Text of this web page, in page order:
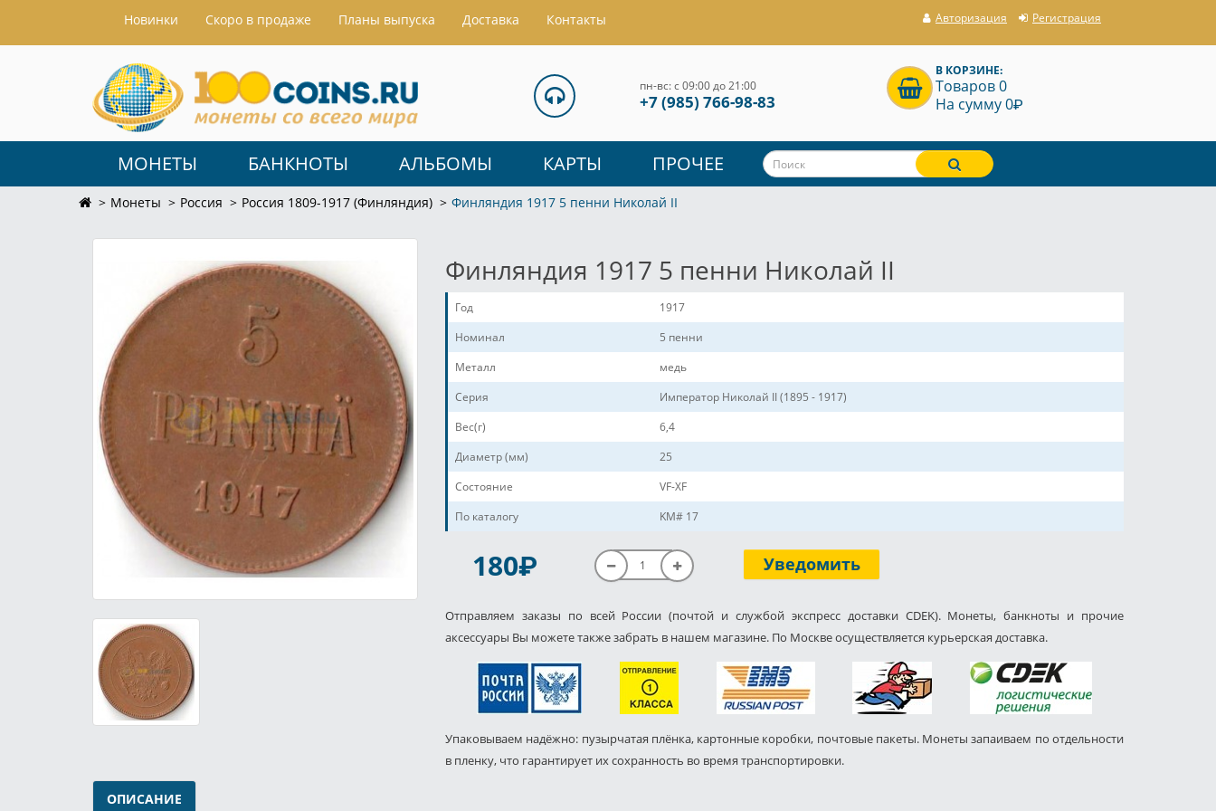
Hовинки Скоро в продаже Планы выпуска Доставка Контакты Авторизация Регистрация
пн-вс: с 09:00 до 21:00
+7 (985) 766-98-83
В КОРЗИНЕ:
Товаров 0
На сумму 0P
МОНЕТЫ БАНКНОТЫ АЛЬБОМЫ КАРТЫ ПРОЧЕЕ
Монеты Россия Россия 1809-1917 (Финляндия) Финляндия 1917 5 пенни Николай II
Финляндия 1917 5 пенни Николай II
Год
1917
Номинал
5 пенни
Металл
медь
Серия
Император Николай II (1895 - 1917)
Вес(г)
6,4
Диаметр (мм)
25
Состояние
VF-XF
По каталогу
KM# 17
180P Уведомить
Отправляем заказы по всей России (почтой и службой экспресс доставки CDEK). Монеты, банкноты и прочие
аксессуары Вы можете также забрать в нашем магазине. По Москве осуществляется курьерская доставка.
Упаковываем надёжно: пузырчатая плёнка, картонные коробки, почтовые пакеты. Монеты запаиваем по отдельности
в пленку, что гарантирует их сохранность во время транспортировки.
ОПИСАНИЕ